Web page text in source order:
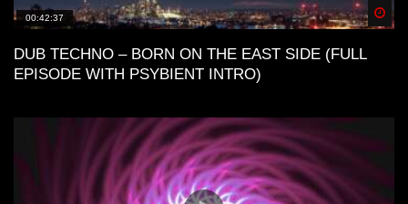
00:42:37
DUB TECHNO – BORN ON THE EAST SIDE (FULL
EPISODE WITH PSYBIENT INTRO)